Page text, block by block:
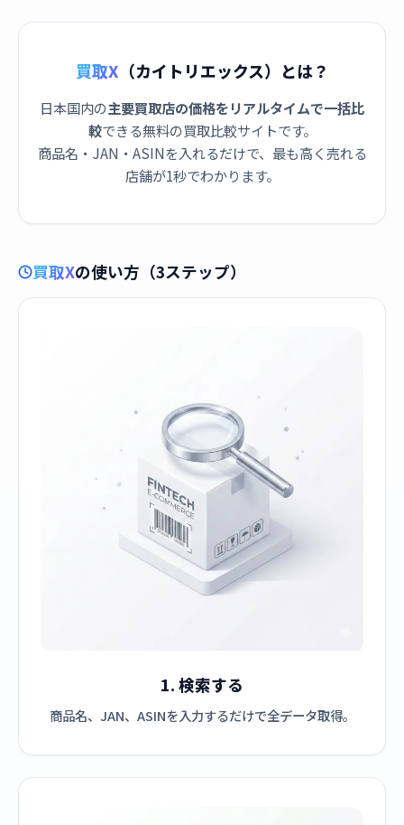
買取X （カイトリエックス）とは？
日本国内の主要買取店の価格をリアルタイムで一括比
較できる無料の買取比較サイトです。
商品名・JAN・ASINを入れるだけで、最も高く売れる
店舗が1秒でわかります。
買取Xの使い方（3ステップ）
1. 検索する
商品名、JAN、ASINを入力するだけで全データ取得。